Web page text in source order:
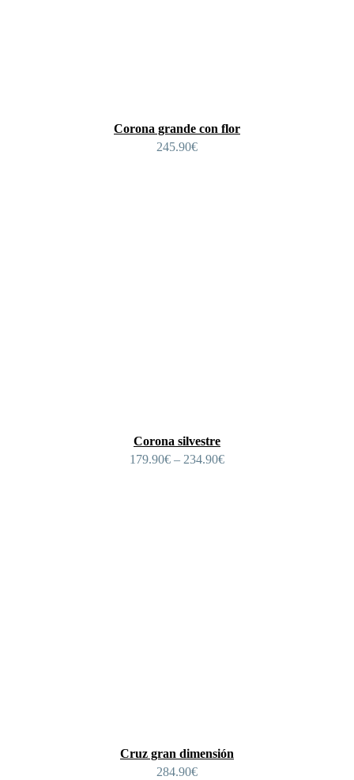
Corona grande con flor
245.90€
Corona silvestre
179.90€ – 234.90€
Cruz gran dimensión
284.90€